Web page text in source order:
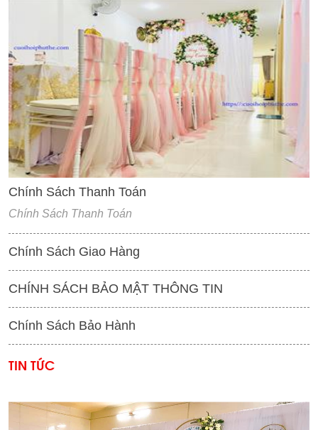
'
Chính Sách Thanh Toán
Chính Sách Thanh Toán
Chính Sách Giao Hàng
CHÍNH SÁCH BẢO MẬT THÔNG TIN
Chính Sách Bảo Hành
TIN TỨC